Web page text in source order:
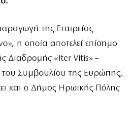
της Εταιρείας
η οποία αποτελεί επίσημο
Διαδρομής «Iter Vitis» –
Συμβουλίου της Ευρώπης,
και ο Δήμος Ηρωικής Πόλης